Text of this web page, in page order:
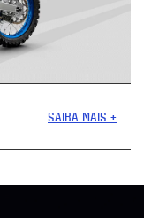
SAIBA MAIS +